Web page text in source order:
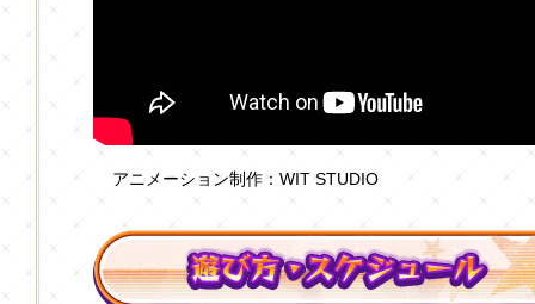
アニメーション制作：WIT STUDIO